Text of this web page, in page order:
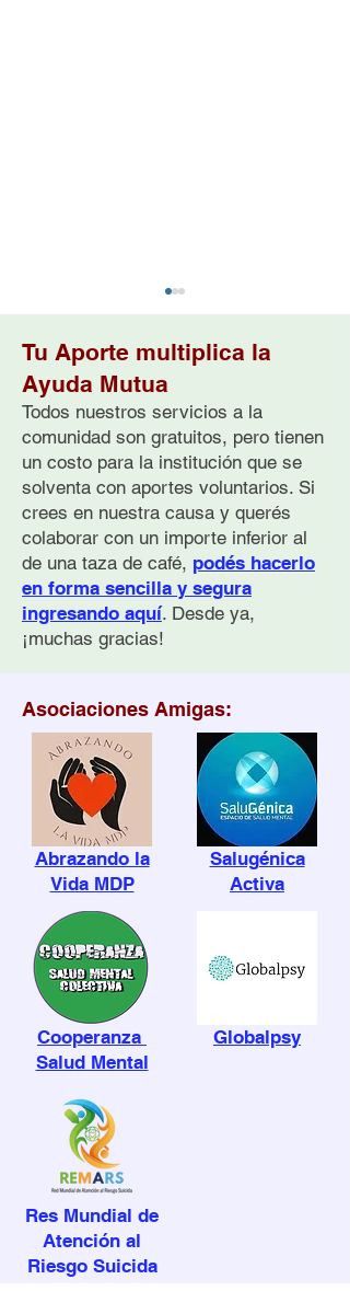
Aprender a vivir
después de la pérdida
de un hijo por suicidio
Tu Aporte multiplica la
Ayuda Mutua
Todos nuestros servicios a la
comunidad son gratuitos, pero tienen
un costo para la institución que se
solventa con aportes voluntarios. Si
crees en nuestra causa y querés
colaborar con un importe inferior al
de una taza de café, podés hacerlo
en forma sencilla y segura
ingresando aquí. Desde ya,
¡muchas gracias!
Asociaciones Amigas:
Abrazando la
Vida MDP
Cooperanza
Salud Mental
Res Mundial de
Atención al
Riesgo Suicida
Salugénica
Activa
Globalpsy